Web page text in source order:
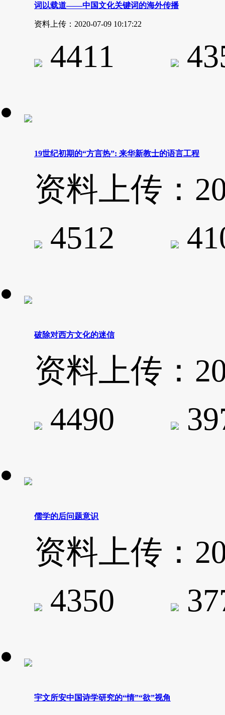
词以载道——中国文化关键词的海外传播
资料上传：2020-07-09 10:17:22
4411
19世纪初期的“方言热”: 来华新教士的语言工程
资料上传：
4512
破除对西方文化的迷信
资料上传：
4490
儒学的后问题意识
资料上传：
4350
宇文所安中国诗学研究的“情”“欲”视角